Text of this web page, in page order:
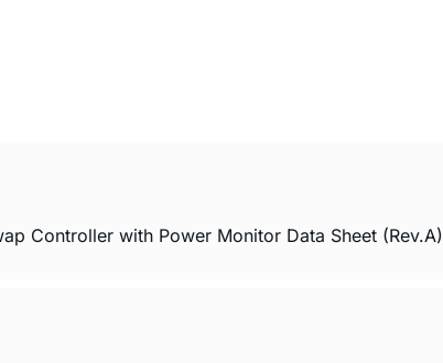
Controller with Power Monitor Data Sheet (Rev.A)